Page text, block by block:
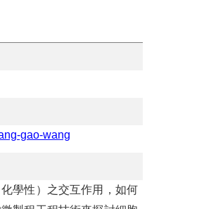
gao-wang
學性）之交互作用，如何